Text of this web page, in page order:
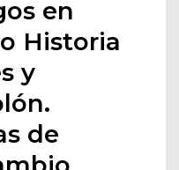
en
Historia
y
de